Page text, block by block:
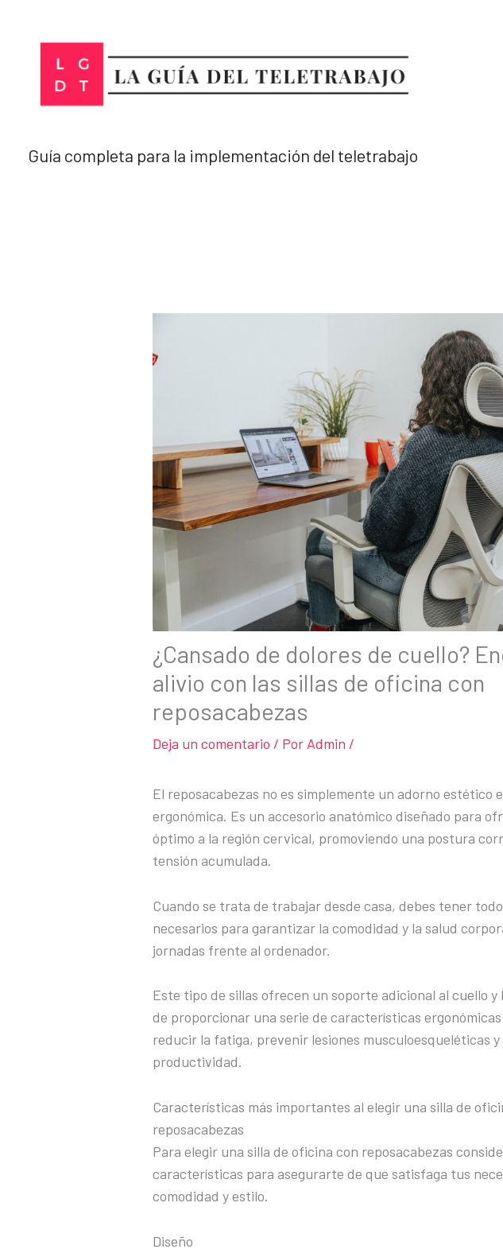
contenido
Guía completa para la implementación del teletrabajo
¿Cansado de dolores de cuello?
alivio con las sillas de oficina con
reposacabezas
Deja un comentario / Por Admin /
El reposacabezas no es simplemente un adorno estético
ergonómica. Es un accesorio anatómico diseñado para
óptimo a la región cervical, promoviendo una postura
tensión acumulada.
Cuando se trata de trabajar desde casa, debes tener
necesarios para garantizar la comodidad y la salud
jornadas frente al ordenador.
Este tipo de sillas ofrecen un soporte adicional al cuello y
de proporcionar una serie de características
reducir la fatiga, prevenir lesiones musculoesqueléticas y
productividad.
Características más importantes al elegir una silla de
reposacabezas
Para elegir una silla de oficina con reposacabezas
características para asegurarte de que satisfaga tus
comodidad y estilo.
Diseño